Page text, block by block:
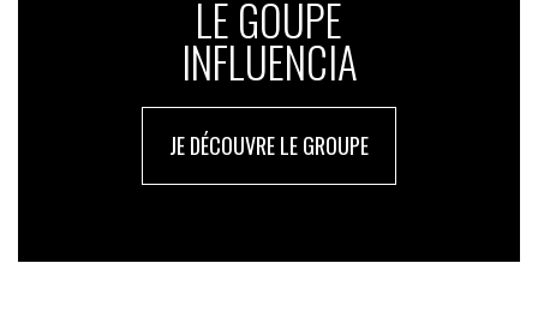
LE GOUPE
INFLUENCIA
JE DÉCOUVRE LE GROUPE